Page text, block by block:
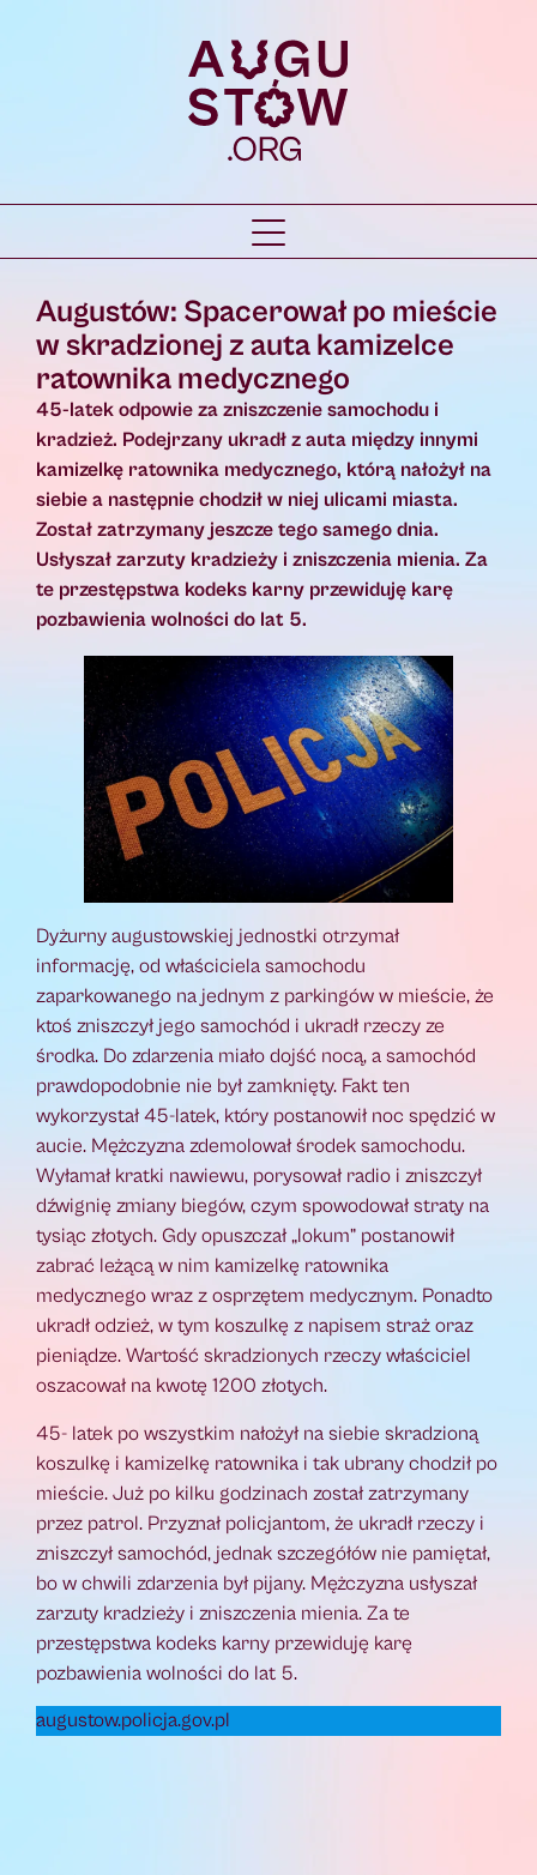
Augustów: Spacerował po mieście
w skradzionej z auta kamizelce
ratownika medycznego
45-latek odpowie za zniszczenie samochodu i
kradzież. Podejrzany ukradł z auta między innymi
kamizelkę ratownika medycznego, którą nałożył na
siebie a następnie chodził w niej ulicami miasta.
Został zatrzymany jeszcze tego samego dnia.
Usłyszał zarzuty kradzieży i zniszczenia mienia. Za
te przestępstwa kodeks karny przewiduję karę
pozbawienia wolności do lat 5.
Dyżurny augustowskiej jednostki otrzymał
informację, od właściciela samochodu
zaparkowanego na jednym z parkingów w mieście, że
ktoś zniszczył jego samochód i ukradł rzeczy ze
środka. Do zdarzenia miało dojść nocą, a samochód
prawdopodobnie nie był zamknięty. Fakt ten
wykorzystał 45-latek, który postanowił noc spędzić w
aucie. Mężczyzna zdemolował środek samochodu.
Wyłamał kratki nawiewu, porysował radio i zniszczył
dźwignię zmiany biegów, czym spowodował straty na
tysiąc złotych. Gdy opuszczał „lokum” postanowił
zabrać leżącą w nim kamizelkę ratownika
medycznego wraz z osprzętem medycznym. Ponadto
ukradł odzież, w tym koszulkę z napisem straż oraz
pieniądze. Wartość skradzionych rzeczy właściciel
oszacował na kwotę 1200 złotych.
45- latek po wszystkim nałożył na siebie skradzioną
koszulkę i kamizelkę ratownika i tak ubrany chodził po
mieście. Już po kilku godzinach został zatrzymany
przez patrol. Przyznał policjantom, że ukradł rzeczy i
zniszczył samochód, jednak szczegółów nie pamiętał,
bo w chwili zdarzenia był pijany. Mężczyzna usłyszał
zarzuty kradzieży i zniszczenia mienia. Za te
przestępstwa kodeks karny przewiduję karę
pozbawienia wolności do lat 5.
augustow.policja.gov.pl